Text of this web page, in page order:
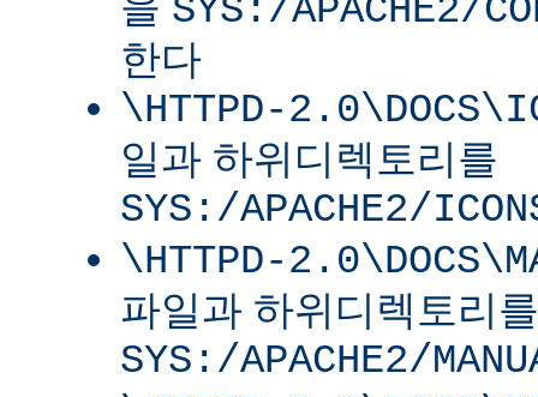
SYS:/APACHE2/
한다
\HTTPD-
일과 하위디렉토리를
SYS:/APACHE2/
\HTTPD-
파일과 하위디렉토리를
SYS:/APACHE2/